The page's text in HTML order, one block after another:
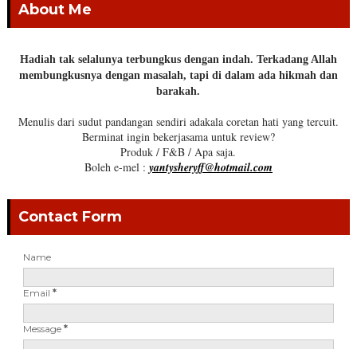
About Me
Hadiah tak selalunya terbungkus dengan indah. Terkadang Allah
membungkusnya dengan masalah, tapi di dalam ada hikmah dan
barakah.
Menulis dari sudut pandangan sendiri adakala coretan hati yang tercuit.
Berminat ingin bekerjasama untuk review?
Produk / F&B / Apa saja.
Boleh e-mel : yantysheryff@hotmail.com
Contact Form
Name
Email *
Message *